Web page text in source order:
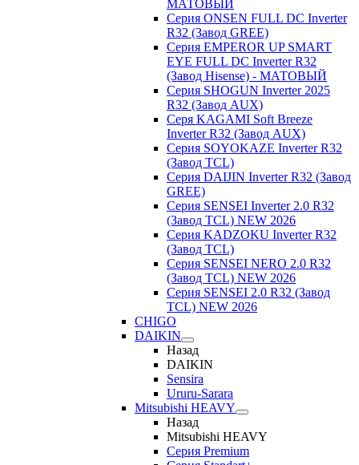
МАТОВЫЙ
Серия ONSEN FULL DC Inverter
R32 (Завод GREE)
Серия EMPEROR UP SMART
EYE FULL DC Inverter R32
(Завод Hisense) - МАТОВЫЙ
Серия SHOGUN Inverter 2025
R32 (Завод AUX)
Серя KAGAMI Soft Breeze
Inverter R32 (Завод AUX)
Серия SOYOKAZE Inverter R32
(Завод TCL)
Серия DAIJIN Inverter R32 (Завод
GREE)
Серия SENSEI Inverter 2.0 R32
(Завод TCL) NEW 2026
Серия KADZOKU Inverter R32
(Завод TCL)
Серия SENSEI NERO 2.0 R32
(Завод TCL) NEW 2026
Серия SENSEI 2.0 R32 (Завод
TCL) NEW 2026
CHIGO
DAIKIN
Назад
DAIKIN
Sensira
Ururu-Sarara
Mitsubishi HEAVY
Назад
Mitsubishi HEAVY
Серия Premium